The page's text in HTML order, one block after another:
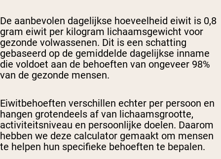
De aanbevolen dagelijkse hoeveelheid eiwit is 0,8
gram eiwit per kilogram lichaamsgewicht voor
gezonde volwassenen. Dit is een schatting
gebaseerd op de gemiddelde dagelijkse inname
die voldoet aan de behoeften van ongeveer 98%
van de gezonde mensen.
Eiwitbehoeften verschillen echter per persoon en
hangen grotendeels af van lichaamsgrootte,
activiteitsniveau en persoonlijke doelen. Daarom
hebben we deze calculator gemaakt om mensen
te helpen hun specifieke behoeften te bepalen.